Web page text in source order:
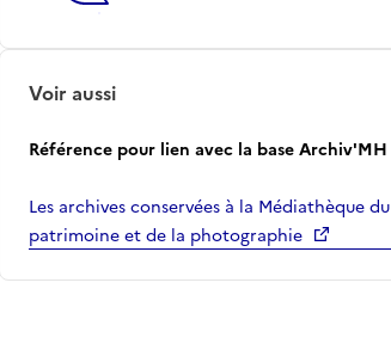
Voir aussi
Référence pour lien avec la base Archiv'MH
Les archives conservées à la Médiathèque du
patrimoine et de la photographie